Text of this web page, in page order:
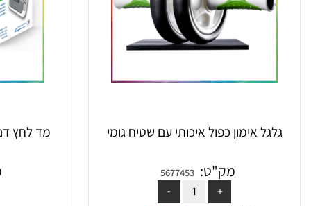
אימון כפול איכותי עם שטיח גומי